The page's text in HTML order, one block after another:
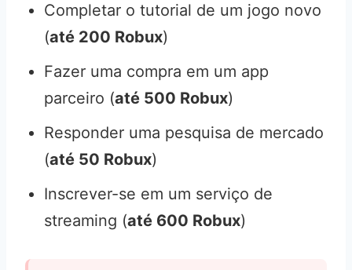
Completar o tutorial de um jogo novo
(até 200 Robux)
Fazer uma compra em um app
parceiro (até 500 Robux)
Responder uma pesquisa de mercado
(até 50 Robux)
Inscrever-se em um serviço de
streaming (até 600 Robux)